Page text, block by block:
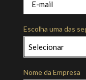
Escolha uma das
Selecionar
Nome da Empresa